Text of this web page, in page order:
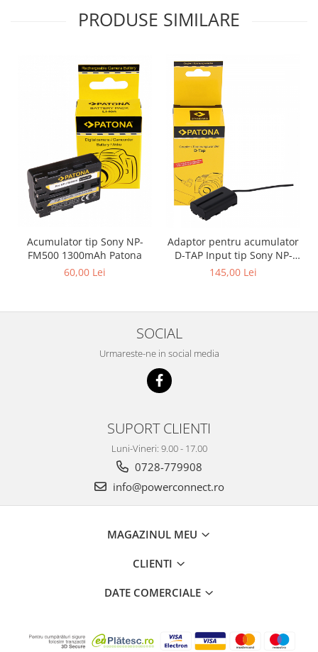
PRODUSE SIMILARE
Acumulator tip Sony NP-
FM500 1300mAh Patona
60,00 Lei
Adaptor pentru acumulator
D-TAP Input tip Sony NP-
F970 NP-FM500 NP-FM500H
145,00 Lei
SOCIAL
Urmareste-ne in social media
SUPORT CLIENTI
Luni-Vineri: 9.00 - 17.00
0728-779908
info@powerconnect.ro
MAGAZINUL MEU
CLIENTI
DATE COMERCIALE